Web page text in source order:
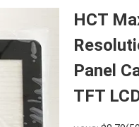
HCT
Panel
TFT